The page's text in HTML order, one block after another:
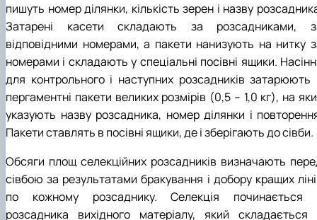
пишуть номер ділянки, кількість зерен і назву
Затарені касети складають за розсадниками,
відповідними номерами, а пакети нанизують на нитку
номерами і складають у спеціальні посівні ящики.
для контрольного і наступних розсадників затарюють
пергаментні пакети великих розмірів (0,5 – 1,0 кг), на
указують назву розсадника, номер ділянки і
Пакети ставлять в посівні ящики, де і зберігають до сівби.
Обсяги площ селекційних розсадників визначають
сівбою за результатами бракування і добору кращих
по кожному розсаднику. Селекція починається
розсадника вихідного матеріалу, який складається